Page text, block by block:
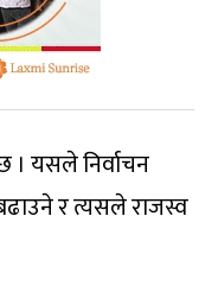
। यसले निर्वाचन
र त्यसले राजस्व